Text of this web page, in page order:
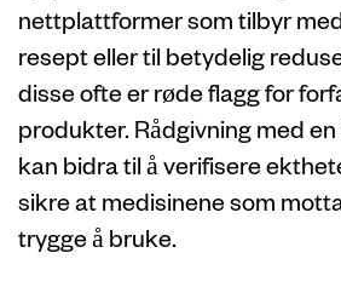
nettplattformer som tilbyr
resept eller til betydelig
disse ofte er røde flagg for
produkter. Rådgivning med
kan bidra til å verifisere
sikre at medisinene som
trygge å bruke.